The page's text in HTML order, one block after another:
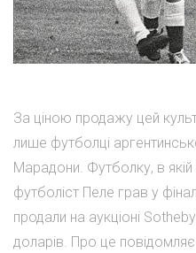
За ціною продажу цей
лише футболці
Марадони. Футболку, в
футболіст Пеле грав у
продали на аукціоні
доларів. Про це